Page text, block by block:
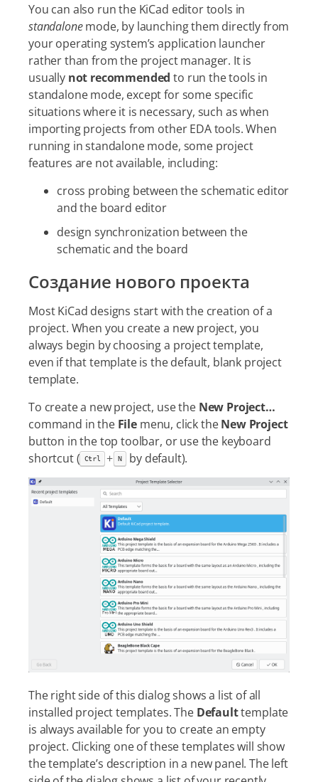
You can also run the KiCad editor tools in
standalonemode, by launching them directly from
your operating system’s application launcher
rather than from the project manager. It is
usually not recommended to run the tools in
standalone mode, except for some specific
situations where it is necessary, such as when
importing projects from other EDA tools. When
running in standalone mode, some project
features are not available, including:
cross probing between the schematic editor
and the board editor
design synchronization between the
schematic and the board
Создание нового проекта
Most KiCad designs start with the creation of a
project. When you create a new project, you
always begin by choosing a project template,
even if that template is the default, blank project
template.
To create a new project, use the New Project…​
command in the Filemenu, click theNew Project
button in the top toolbar, or use the keyboard
shortcut ( Ctrl + N by default).
The right side of this dialog shows a list of all
installed project templates. The Defaulttemplate
is always available for you to create an empty
project. Clicking one of these templates will show
the template’s description in a new panel. The left